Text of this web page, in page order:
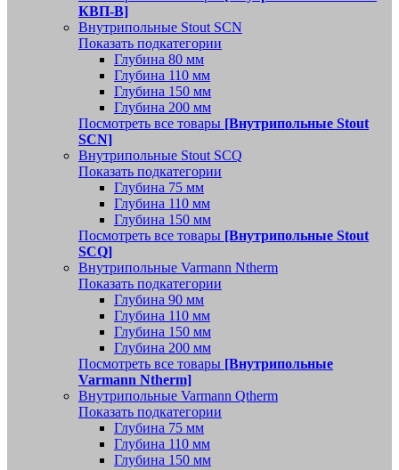
КВП-В]
Внутрипольные Stout SCN
Показать подкатегории
Глубина 80 мм
Глубина 110 мм
Глубина 150 мм
Глубина 200 мм
Посмотреть все товары [Внутрипольные Stout
SCN]
Внутрипольные Stout SCQ
Показать подкатегории
Глубина 75 мм
Глубина 110 мм
Глубина 150 мм
Посмотреть все товары [Внутрипольные Stout
SCQ]
Внутрипольные Varmann Ntherm
Показать подкатегории
Глубина 90 мм
Глубина 110 мм
Глубина 150 мм
Глубина 200 мм
Посмотреть все товары [Внутрипольные
Varmann Ntherm]
Внутрипольные Varmann Qtherm
Показать подкатегории
Глубина 75 мм
Глубина 110 мм
Глубина 150 мм